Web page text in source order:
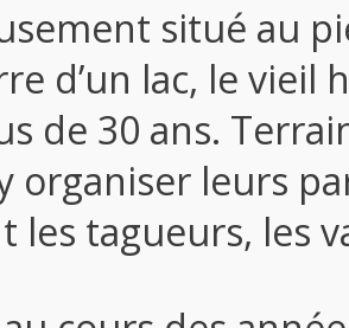
situé au
d’un lac, le
de 30 ans.
organiser leurs
les tagueurs, les